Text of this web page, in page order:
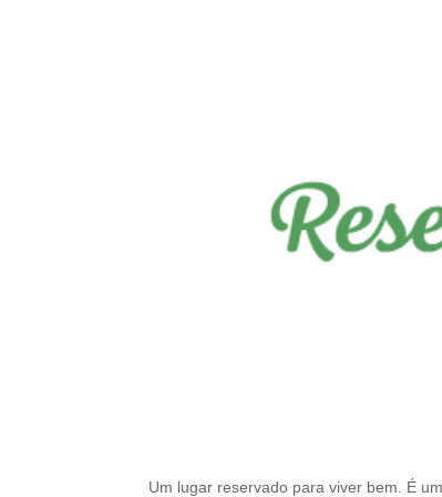
Um lugar reservado para viver bem. É